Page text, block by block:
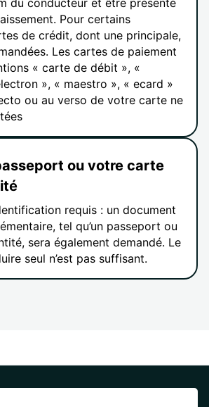
du conducteur et être présenté
Pour certains
de crédit, dont une principale,
Les cartes de paiement
« carte de débit », «
», « maestro », « ecard »
ou au verso de votre carte ne
ou votre carte
requis : un document
tel qu’un passeport ou
sera également demandé. Le
seul n’est pas suffisant.